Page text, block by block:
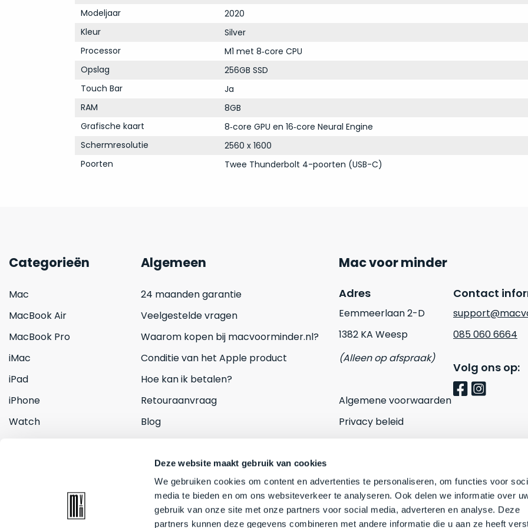
Deze website maakt gebruik van cookies
We gebruiken cookies om content en advertenties te personaliseren, om functies voor
media te bieden en om ons websiteverkeer te analyseren. Ook delen we informatie over
gebruik van onze site met onze partners voor social media, adverteren en analyse. Deze
partners kunnen deze gegevens combineren met andere informatie die u aan ze heeft
Modeljaar
2020
Kleur
Silver
Processor
M1 met 8‑core CPU
Opslag
256GB SSD
Touch Bar
Ja
RAM
8GB
Grafische kaart
8‑core GPU en 16‑core Neural Engine
Schermresolutie
2560 x 1600
Poorten
Twee Thunderbolt 4-poorten (USB-C)
Categorieën
Mac
MacBook Air
MacBook Pro
iMac
iPad
iPhone
Watch
Algemeen
24 maanden garantie
Veelgestelde vragen
Waarom kopen bij macvoorminder.nl?
Conditie van het Apple product
Hoe kan ik betalen?
Retouraanvraag
Blog
Mac voor minder
Adres
Eemmeerlaan 2-D
1382 KA Weesp
(Alleen op afspraak)
Algemene voorwaarden
Privacy beleid
Contact
085 060 6664
Volg ons op: